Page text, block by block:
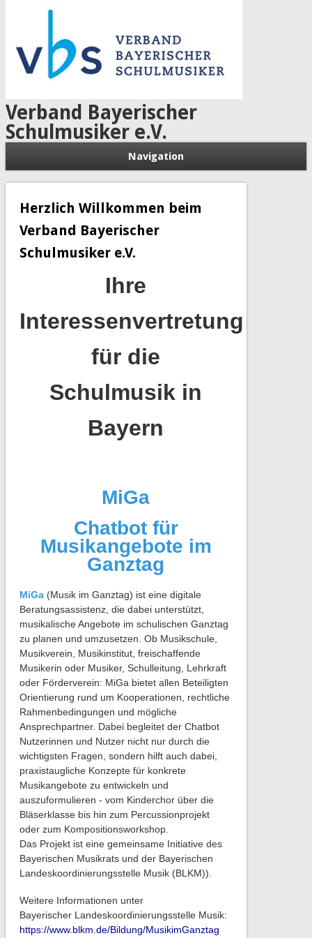
Verband Bayerischer
Schulmusiker e.V.
Navigation
Herzlich Willkommen beim
Verband Bayerischer
Schulmusiker e.V.
Ihre
Interessenvertretung
für die
Schulmusik in
Bayern
MiGa
Chatbot für
Musikangebote im
Ganztag
MiGa(Musik im Ganztag) ist eine digitale
Beratungsassistenz, die dabei unterstützt,
musikalische Angebote im schulischen Ganztag
zu planen und umzusetzen. Ob Musikschule,
Musikverein, Musikinstitut, freischaffende
Musikerin oder Musiker, Schulleitung, Lehrkraft
oder Förderverein: MiGa bietet allen Beteiligten
Orientierung rund um Kooperationen, rechtliche
Rahmenbedingungen und mögliche
Ansprechpartner. Dabei begleitet der Chatbot
Nutzerinnen und Nutzer nicht nur durch die
wichtigsten Fragen, sondern hilft auch dabei,
praxistaugliche Konzepte für konkrete
Musikangebote zu entwickeln und
auszuformulieren - vom Kinderchor über die
Bläserklasse bis hin zum Percussionprojekt
oder zum Kompositionsworkshop.
Das Projekt ist eine gemeinsame Initiative des
Bayerischen Musikrats und der Bayerischen
Landeskoordinierungsstelle Musik (BLKM)).
Weitere Informationen unter
Bayerischer Landeskoordinierungsstelle Musik:
https://www.blkm.de/Bildung/MusikimGanztag